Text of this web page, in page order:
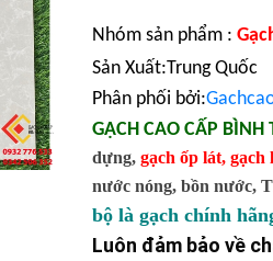
Nhóm sản phẩm :
Sản Xuất:Trung Quốc
Phân phối bởi:
GẠCH CAO CẤP BÌNH
dựng,gạch ốp lát,gạch
nước nóng, bồn nước,
bộ là gạch chính
Luôn đảm bảo về